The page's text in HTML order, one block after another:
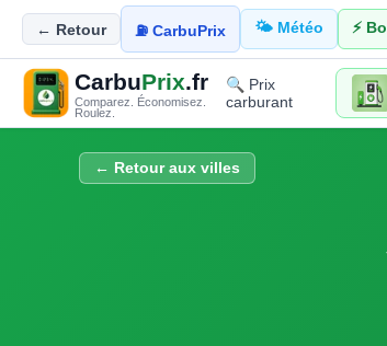
← Retour ⛽ CarbuPrix 🌤️ Météo ⚡
CarbuPrix.fr
Comparez. Économisez.
Roulez.
🔍 Prix
carburant
← Retour aux villes